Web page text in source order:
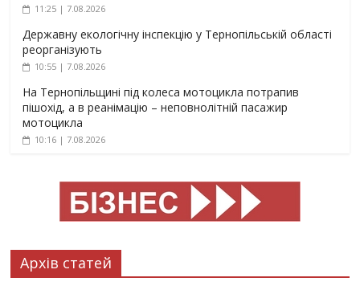
11:25 | 7.08.2026
Державну екологічну інспекцію у Тернопільській області
реорганізують
10:55 | 7.08.2026
На Тернопільщині під колеса мотоцикла потрапив
пішохід, а в реанімацію – неповнолітній пасажир
мотоцикла
10:16 | 7.08.2026
Архів статей